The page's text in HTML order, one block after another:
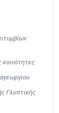
κοινότητες
Γλυπτικής